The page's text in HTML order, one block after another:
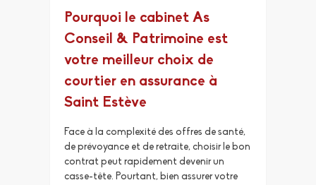
Pourquoi le cabinet As
Conseil & Patrimoine est
votre meilleur choix de
courtier en assurance à
Saint Estève
Face à la complexité des offres de santé,
de prévoyance et de retraite, choisir le bon
contrat peut rapidement devenir un
casse-tête. Pourtant, bien assurer votre